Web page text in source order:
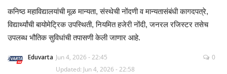
Language
Marathi
कनिष्ठ महाविद्यालयांची मूळ मान्यता, संस्थेची नोंदणी व मान्यतासंबंधी कागदपत्रे,
विद्यार्थ्यांची बायोमेट्रिक उपस्थिती, नियमित हजेरी नोंदी, जनरल रजिस्टर तसेच
उपलब्ध भौतिक सुविधांची तपासणी केली जाणार आहे.
Eduvarta Jun 4, 2026 - 22:45
Updated: Jun 4, 2026 - 22:58
0